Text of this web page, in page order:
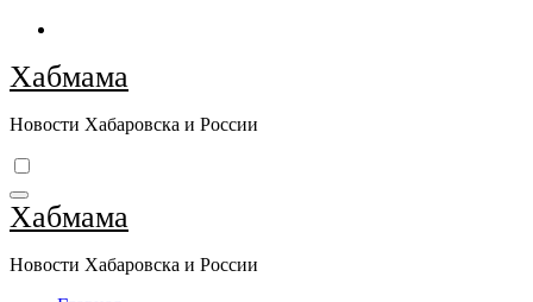
Перейти
содержимому
Хабмама
Новости Хабаровска и России
Хабмама
Новости Хабаровска и России